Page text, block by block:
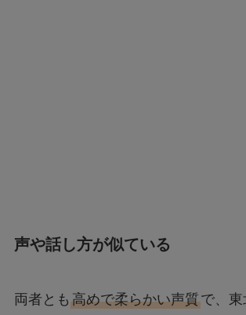
声や話し方が似ている
両者とも 高めで柔らかい声質で、東